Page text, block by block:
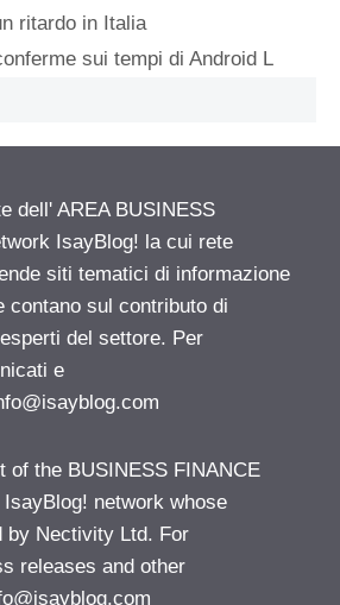
ritardo in Italia
sui tempi di Android L
dell' AREA BUSINESS
IsayBlog! la cui rete
siti tematici di informazione
contano sul contributo di
del settore. Per
e
of the BUSINESS FINANCE
network whose
by Nectivity Ltd. For
releases and other